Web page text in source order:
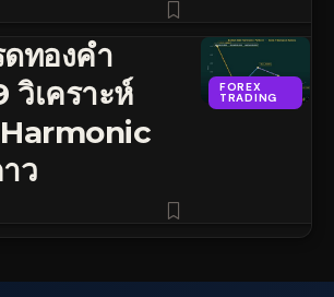
FOREX
TRADING
ดทองคำ
วิเคราะห์
ว